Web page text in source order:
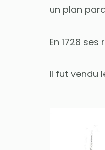
un plan
En 1728
Il fut vendu